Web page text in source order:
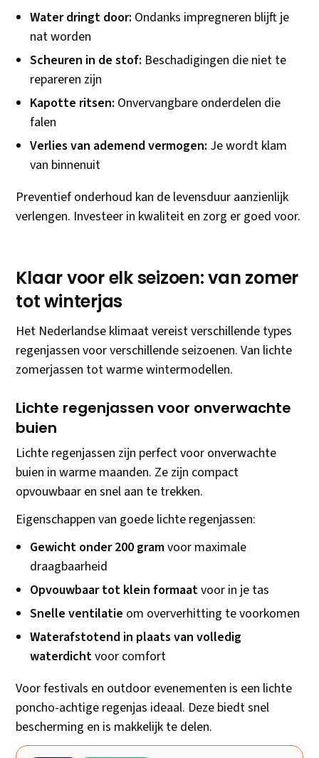
Water dringt door: Ondanks impregneren blijft je
nat worden
Scheuren in de stof: Beschadigingen die niet te
repareren zijn
Kapotte ritsen: Onvervangbare onderdelen die
falen
Verlies van ademend vermogen: Je wordt klam
van binnenuit
Preventief onderhoud kan de levensduur aanzienlijk
verlengen. Investeer in kwaliteit en zorg er goed voor.
Klaar voor elk seizoen: van zomer
tot winterjas
Het Nederlandse klimaat vereist verschillende types
regenjassen voor verschillende seizoenen. Van lichte
zomerjassen tot warme wintermodellen.
Lichte regenjassen voor onverwachte
buien
Lichte regenjassen zijn perfect voor onverwachte
buien in warme maanden. Ze zijn compact
opvouwbaar en snel aan te trekken.
Eigenschappen van goede lichte regenjassen:
Gewicht onder 200 gramvoor maximale
draagbaarheid
Opvouwbaar tot klein formaatvoor in je tas
Snelle ventilatie om oververhitting te voorkomen
Waterafstotend in plaats van volledig
waterdichtvoor comfort
Voor festivals en outdoor evenementen is een lichte
poncho-achtige regenjas ideaal. Deze biedt snel
bescherming en is makkelijk te delen.